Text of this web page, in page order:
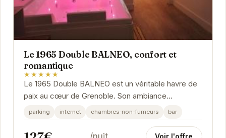
Le 1965 Double BALNEO, confort et
romantique
★★★★★
Le 1965 Double BALNEO est un véritable havre de
paix au cœur de Grenoble. Son ambiance
chaleureuse et ses équipements modernes,
notamment sa...
parking internet chambres-non-fumeurs bar
Voir l'offre